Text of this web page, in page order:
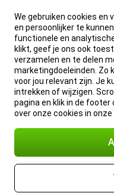
We gebruiken cookies en
en persoonlijker te
functionele en
klikt, geef je ons ook
verzamelen en te delen
marketingdoeleinden. Zo
voor jou relevant zijn. Je
intrekken of wijzigen.
pagina en klik in de footer
over onze cookies in onze